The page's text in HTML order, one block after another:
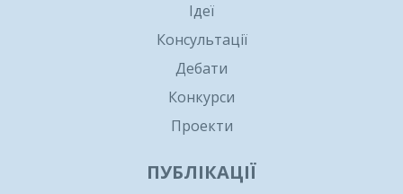
Ідеї
Консультації
Дебати
Конкурси
Проекти
ПУБЛІКАЦІЇ